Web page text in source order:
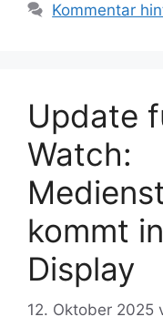
Kommentar
Update
Watch:
kommt
Display
12. Oktober 2025